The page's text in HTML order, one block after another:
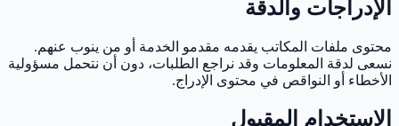
الإدراجات والدقة
محتوى ملفات المكاتب يقدمه مقدمو الخدمة أو من ينوب عنهم.
نسعى لدقة المعلومات وقد نراجع الطلبات، دون أن نتحمل مسؤولية
الأخطاء أو النواقص في محتوى الإدراج.
الاستخدام المقبول